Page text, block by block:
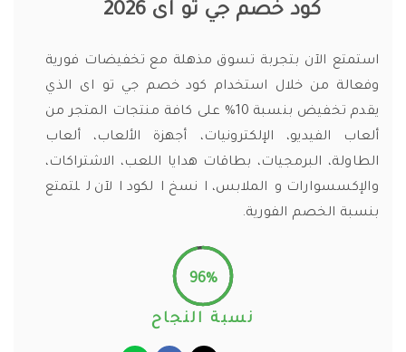
كود خصم جي تو اى 2026
استمتع الآن بتجربة تسوق مذهلة مع تخفيضات فورية
وفعالة من خلال استخدام كود خصم جي تو اى الذي
يقدم تخفيض بنسبة 10% على كافة منتجات المتجر من
ألعاب الفيديو، الإلكترونيات، أجهزة الألعاب، ألعاب
الطاولة، البرمجيات، بطاقات هدايا اللعب، الاشتراكات،
والإكسسوارات والملابس، انسخ الكود الآن للتمتع
بنسبة الخصم الفورية.
96%
نسبة النجاح